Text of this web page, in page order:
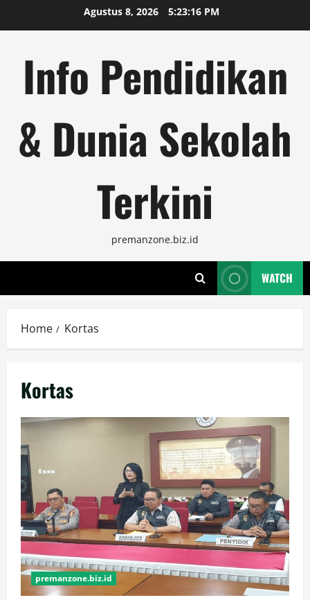
to
Agustus 8, 2026 5:23:17 PM
Info Pendidikan
& Dunia Sekolah
Terkini
premanzone.biz.id
WATCH
Home Kortas
Kortas
premanzone.biz.id